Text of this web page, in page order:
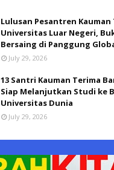
Lulusan Pesantren
Universitas Luar Negeri,
Bersaing di Panggung
July 29, 2026
13 Santri Kauman Terima
Siap Melanjutkan Studi ke
Universitas Dunia
July 29, 2026